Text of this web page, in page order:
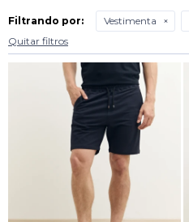
Filtrando por: Vestimenta
Quitar filtros